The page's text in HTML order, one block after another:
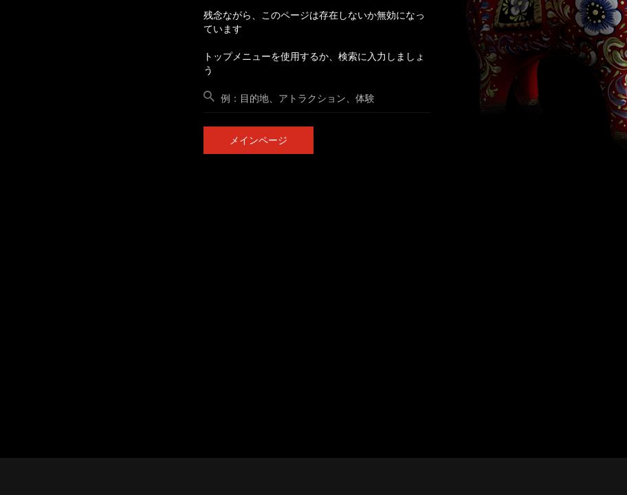
残念ながら、このページは存在しないか無効になっ
ています
トップメニューを使用するか、検索に入力しましょ
う
メインページ